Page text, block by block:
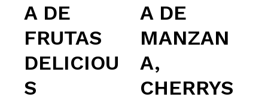
A DE
FRUTAS
DELICIOU
S
A DE
MANZAN
A,
CHERRYS